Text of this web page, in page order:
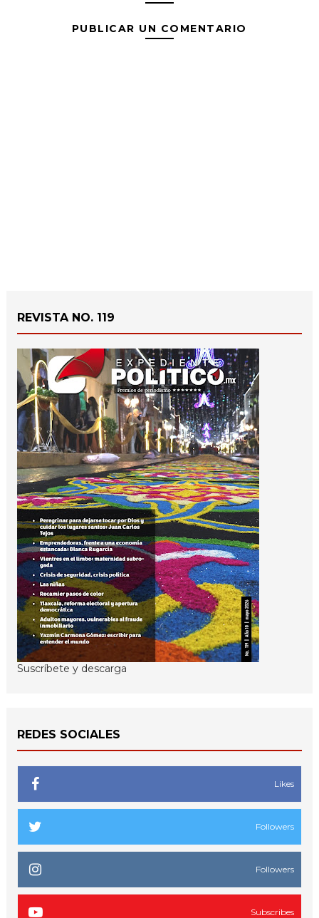
PUBLICAR UN COMENTARIO
REVISTA NO. 119
Suscríbete y descarga
REDES SOCIALES
Likes
Followers
Followers
Subscribes